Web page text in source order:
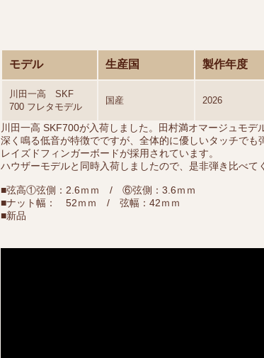
モデル 生産国 製作年度
川田一高 SKF
700 フレタモデル
国産 2026
川田一高 SKF700が入荷しました。田村満オマージュモ
深く鳴る低音が特徴でですが、全体的に優しいタッチでも
レイズドフィンガーボードが採用されています。
ハウザーモデルと同時入荷しましたので、是非弾き比べて
■弦高①弦側：2.6ｍｍ / ⑥弦側：3.6ｍｍ
■ナット幅： 52ｍｍ / 弦幅：42ｍｍ
■新品